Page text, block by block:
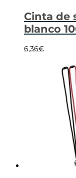
Cinta de
blanco
6,36€